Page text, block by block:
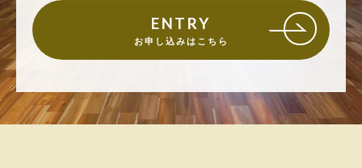
ENTRY
お申し込みはこちら